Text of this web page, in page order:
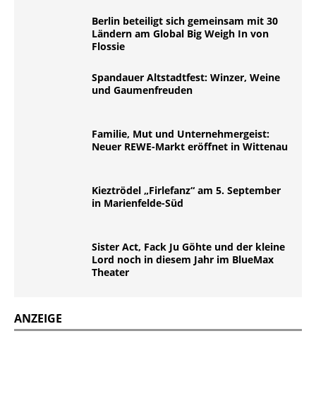
Berlin beteiligt sich gemeinsam mit 30
Ländern am Global Big Weigh In von
Flossie
Spandauer Altstadtfest: Winzer, Weine
und Gaumenfreuden
Familie, Mut und Unternehmergeist:
Neuer REWE-Markt eröffnet in Wittenau
Kieztrödel „Firlefanz“ am 5. September
in Marienfelde-Süd
Sister Act, Fack Ju Göhte und der kleine
Lord noch in diesem Jahr im BlueMax
Theater
ANZEIGE